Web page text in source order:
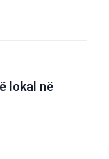
lokal në